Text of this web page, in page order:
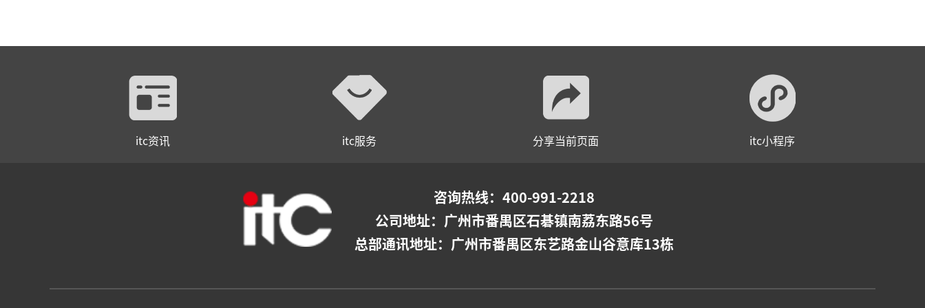
itc资讯 itc服务 分享当前页面 itc小程序
咨询热线：400-991-2218
公司地址： 广州市番禺区石碁镇南荔东路56号
总部通讯地址：广州市番禺区东艺路金山谷意库13栋